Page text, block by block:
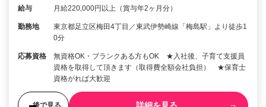
給与 月給220,000円以上（賞与年2ヶ月分）
勤務地
東京都足立区梅田4丁目／東武伊勢崎線「梅島駅」より徒歩1
0分
応募資格
無資格OK・ブランクある方もOK ★入社後、子育て支援員
資格を取得して頂きます（取得費全額会社負担） ★保育士
資格がれば大歓迎
後で見る